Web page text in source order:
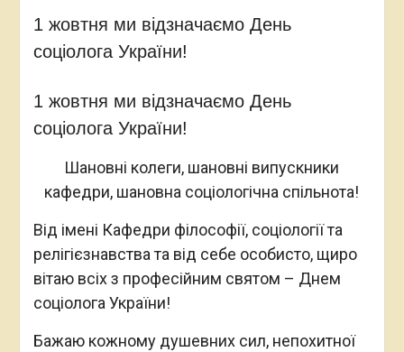
1 жовтня ми відзначаємо День
соціолога України!
1 жовтня ми відзначаємо День
соціолога України!
Шановні колеги, шановні випускники
кафедри, шановна соціологічна спільнота!
Від імені Кафедри філософії, соціології та
релігієзнавства та від себе особисто, щиро
вітаю всіх з професійним святом – Днем
соціолога України!
Бажаю кожному душевних сил, непохитної